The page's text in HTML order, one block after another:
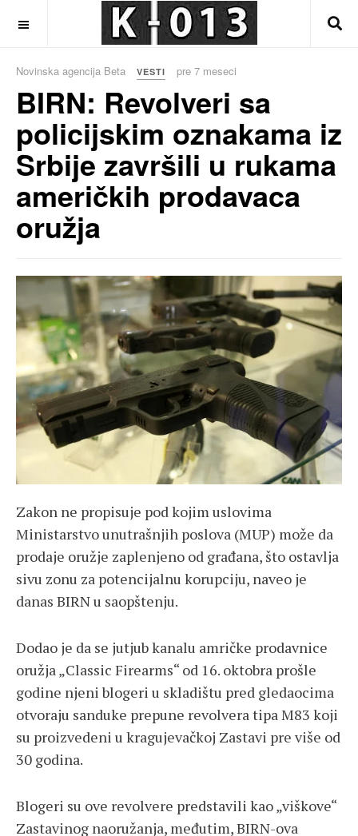
Novinska agencija Beta VESTI pre 7 meseci
BIRN: Revolveri sa
policijskim oznakama iz
Srbije završili u rukama
američkih prodavaca
oružja
Zakon ne propisuje pod kojim uslovima
Ministarstvo unutrašnjih poslova (MUP) može da
prodaje oružje zaplenjeno od građana, što ostavlja
sivu zonu za potencijalnu korupciju, naveo je
danas BIRN u saopštenju.
Dodao je da se jutjub kanalu amričke prodavnice
oružja „Classic Firearms“ od 16. oktobra prošle
godine njeni blogeri u skladištu pred gledaocima
otvoraju sanduke prepune revolvera tipa M83 koji
su proizvedeni u kragujevačkoj Zastavi pre više od
30 godina.
Blogeri su ove revolvere predstavili kao „viškove“
Zastavinog naoružanja, međutim, BIRN-ova